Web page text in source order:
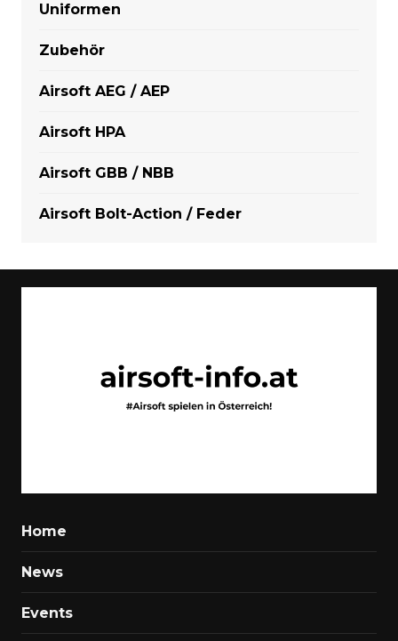
Uniformen
Zubehör
Airsoft AEG / AEP
Airsoft HPA
Airsoft GBB / NBB
Airsoft Bolt-Action / Feder
Home
News
Events